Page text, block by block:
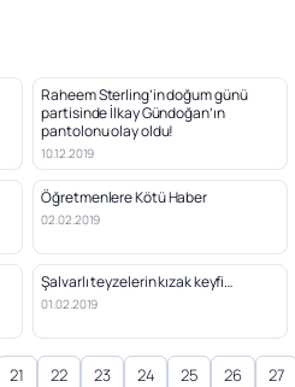
Raheem Sterling’in doğum günü
partisinde İlkay Gündoğan’ın
pantolonu olay oldu!
10.12.2019
Öğretmenlere Kötü Haber
02.02.2019
Şalvarlı teyzelerin kızak keyfi…
01.02.2019
21 22 23 24 25 26 27